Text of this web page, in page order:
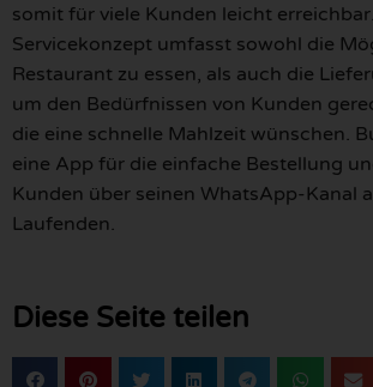
somit für viele Kunden leicht
Servicekonzept umfasst sowohl die
Restaurant zu essen, als auch die
um den Bedürfnissen von Kunden
die eine schnelle Mahlzeit wünschen.
eine App für die einfache Bestellung
Kunden über seinen WhatsApp-Kanal
Laufenden.
Diese Seite teilen